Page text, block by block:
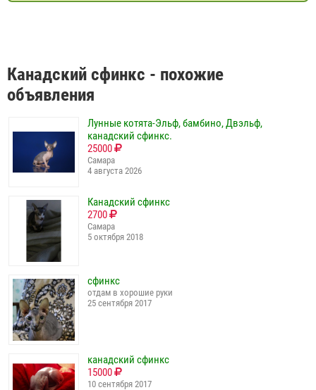
Канадский сфинкс - похожие
объявления
Лунные котята-Эльф, бамбино, Двэльф,
канадский сфинкс.
25000
Самара
4 августа 2026
Канадский сфинкс
2700
Самара
5 октября 2018
сфинкс
отдам в хорошие руки
25 сентября 2017
канадский сфинкс
15000
10 сентября 2017